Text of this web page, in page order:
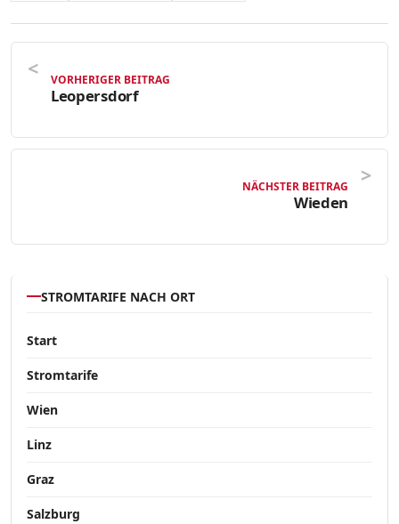
VORHERIGER BEITRAG
Leopersdorf
NÄCHSTER BEITRAG
Wieden
STROMTARIFE NACH ORT
Start
Stromtarife
Wien
Linz
Graz
Salzburg